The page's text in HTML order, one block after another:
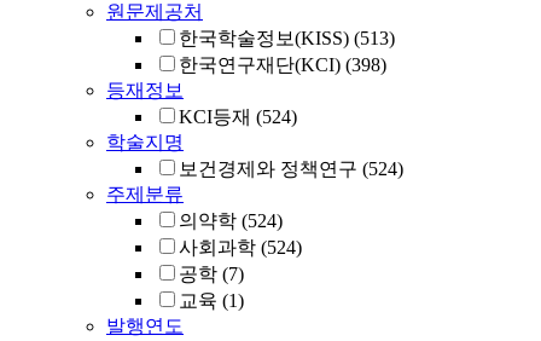
원문제공처
한국학술정보(KISS) (513)
한국연구재단(KCI) (398)
등재정보
KCI등재 (524)
학술지명
보건경제와 정책연구 (524)
주제분류
의약학 (524)
사회과학 (524)
공학 (7)
교육 (1)
발행연도